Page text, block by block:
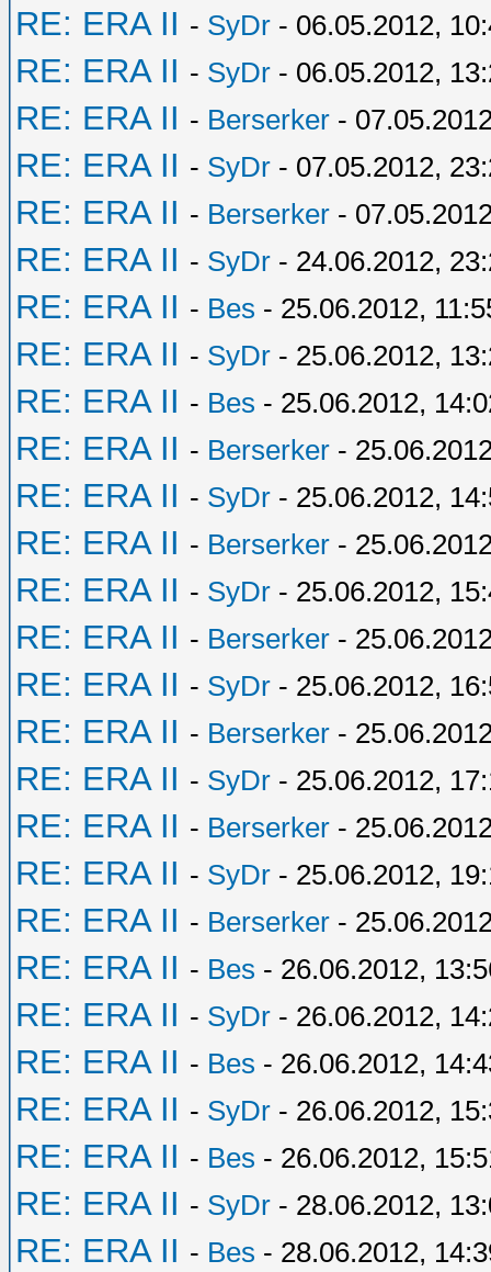
RE: ERA II - SyDr - 06.05.2012,
RE: ERA II - SyDr - 06.05.2012,
RE: ERA II - Berserker -
RE: ERA II - SyDr - 07.05.2012,
RE: ERA II - Berserker -
RE: ERA II - SyDr - 24.06.2012,
RE: ERA II - Bes - 25.06.2012,
RE: ERA II - SyDr - 25.06.2012,
RE: ERA II - Bes - 25.06.2012,
RE: ERA II - Berserker -
RE: ERA II - SyDr - 25.06.2012,
RE: ERA II - Berserker -
RE: ERA II - SyDr - 25.06.2012,
RE: ERA II - Berserker -
RE: ERA II - SyDr - 25.06.2012,
RE: ERA II - Berserker -
RE: ERA II - SyDr - 25.06.2012,
RE: ERA II - Berserker -
RE: ERA II - SyDr - 25.06.2012,
RE: ERA II - Berserker -
RE: ERA II - Bes - 26.06.2012,
RE: ERA II - SyDr - 26.06.2012,
RE: ERA II - Bes - 26.06.2012,
RE: ERA II - SyDr - 26.06.2012,
RE: ERA II - Bes - 26.06.2012,
RE: ERA II - SyDr - 28.06.2012,
RE: ERA II - Bes - 28.06.2012,